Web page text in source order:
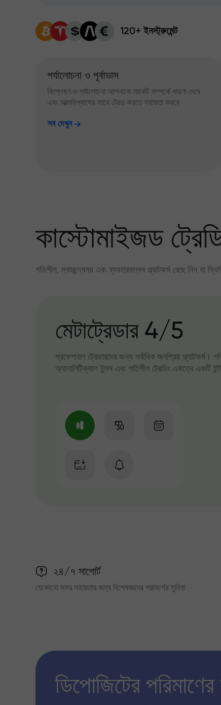
120+ ইনস্ট্রুমেন্ট
পর্যালোচনা ও পূর্বাভাস
বিশ্লেষণ ও পর্যালোচনা আপনাকে মার্কেট সম্পর্কে ধারণা দেবে
এবং আত্মবিশ্বাসের সাথে ট্রেড করতে সহায়তা করবে
সব দেখুন
কাস্টোমাইজড
গতিশীল, স্বাচ্ছন্দ্যময় এবং ব্যবহারবান্ধব প্ল্যাটফর্ম বেছে নিন যা
মেটাট্রেডার 4/5
প্রফেশনাল ট্রেডারদের জন্য সর্বাধিক জনপ্রিয় প্ল্যাটফর্ম।
অ্যানালিটিক্যাল টুলস এবং গতিশীল ট্রেডিং একত্রে একটি
২৪/৭ সাপোর্ট
যেকোনো সময় সহায়তার জন্য বিশেষজ্ঞদের পরামর্শের সুবিধা
ডিপোজিটের